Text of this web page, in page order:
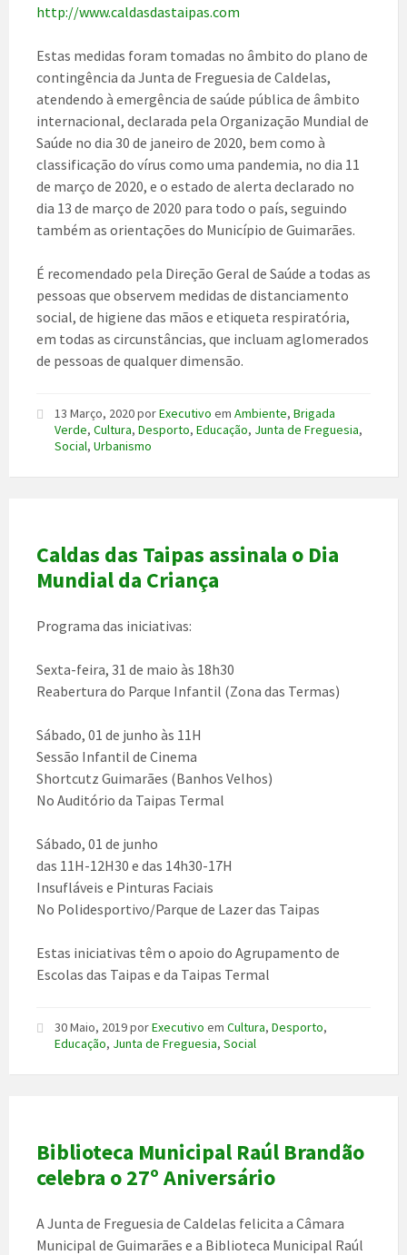
http://www.caldasdastaipas.com
Estas medidas foram tomadas no âmbito do plano de
contingência da Junta de Freguesia de Caldelas,
atendendo à emergência de saúde pública de âmbito
internacional, declarada pela Organização Mundial de
Saúde no dia 30 de janeiro de 2020, bem como à
classificação do vírus como uma pandemia, no dia 11
de março de 2020, e o estado de alerta declarado no
dia 13 de março de 2020 para todo o país, seguindo
também as orientações do Município de Guimarães.
É recomendado pela Direção Geral de Saúde a todas as
pessoas que observem medidas de distanciamento
social, de higiene das mãos e etiqueta respiratória,
em todas as circunstâncias, que incluam aglomerados
de pessoas de qualquer dimensão.
13 Março, 2020porExecutivo em Ambiente, Brigada
Verde, Cultura, Desporto, Educação, Junta de Freguesia,
Social, Urbanismo
Caldas das Taipas assinala o Dia
Mundial da Criança
Programa das iniciativas:
Sexta-feira, 31 de maio às 18h30
Reabertura do Parque Infantil (Zona das Termas)
Sábado, 01 de junho às 11H
Sessão Infantil de Cinema
Shortcutz Guimarães (Banhos Velhos)
No Auditório da Taipas Termal
Sábado, 01 de junho
das 11H-12H30 e das 14h30-17H
Insufláveis e Pinturas Faciais
No Polidesportivo/Parque de Lazer das Taipas
Estas iniciativas têm o apoio do Agrupamento de
Escolas das Taipas e da Taipas Termal
30 Maio, 2019porExecutivo em Cultura, Desporto,
Educação, Junta de Freguesia, Social
Biblioteca Municipal Raúl Brandão
celebra o 27º Aniversário
A Junta de Freguesia de Caldelas felicita a Câmara
Municipal de Guimarães e a Biblioteca Municipal Raúl